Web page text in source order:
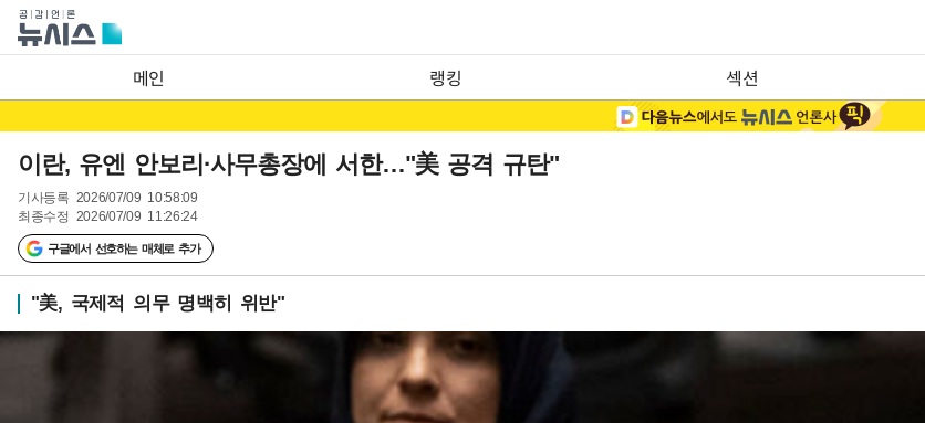
메인 랭킹 섹션
이란, 유엔 안보리·사무총장에 서한…"美 공격 규탄"
기사등록 2026/07/09 10:58:09
최종수정 2026/07/09 11:26:24
구글에서 선호하는 매체로 추가
"美, 국제적 의무 명백히 위반"